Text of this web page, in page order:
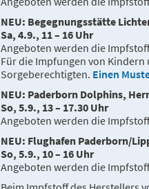
NEU: Begegnungsstätte
Sa, 4.9., 11 – 16 Uhr
Angeboten werden die
Für die Impfungen von
Sorgeberechtigten. Einen
NEU: Paderborn Dolphins,
So, 5.9., 13 – 17.30 Uhr
Angeboten werden die
NEU: Flughafen Paderborn/
So, 5.9., 10 – 16 Uhr
Angeboten werden die